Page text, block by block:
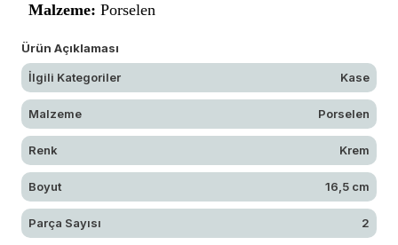
Malzeme: Porselen
Ürün Açıklaması
İlgili Kategoriler Kase
Malzeme Porselen
Renk Krem
Boyut 16,5 cm
Parça Sayısı 2